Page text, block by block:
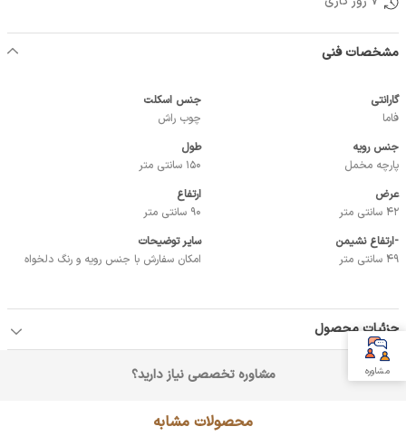
مشخصات فنی
گارانتی
فاما
جنس اسکلت
چوب راش
جنس رویه
پارچه مخمل
طول
150 سانتی متر
عرض
42 سانتی متر
ارتفاع
90 سانتی متر
-ارتفاع نشیمن
49 سانتی متر
سایر توضیحات
امکان سفارش با جنس رویه و رنگ دلخواه
جزئیات محصول
مشاوره تخصصی نیاز دارید؟
محصولات مشابه
مشاوره